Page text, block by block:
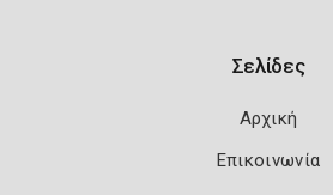
Σελίδες
Αρχική
Επικοινωνία